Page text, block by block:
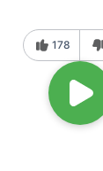
178